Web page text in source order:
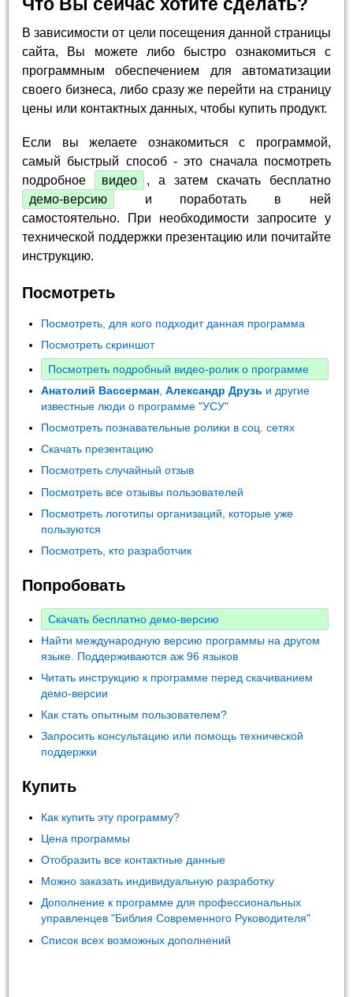
В зависимости от цели посещения данной страницы
сайта, Вы можете либо быстро ознакомиться с
программным обеспечением для автоматизации
своего бизнеса, либо сразу же перейти на страницу
цены или контактных данных, чтобы купить продукт.
Если вы желаете ознакомиться с программой,
самый быстрый способ - это сначала посмотреть
подробное
видео
, а затем скачать бесплатно
демо-версию
и поработать в ней
самостоятельно. При необходимости запросите у
технической поддержки презентацию или почитайте
инструкцию.
Посмотреть
Посмотреть, для кого подходит данная программа
Посмотреть скриншот
Посмотреть подробный видео-ролик о программе
Анатолий Вассерман ,Александр Друзь и другие
известные люди о программе "УСУ"
Посмотреть познавательные ролики в соц. сетях
Скачать презентацию
Посмотреть случайный отзыв
Посмотреть все отзывы пользователей
Посмотреть логотипы организаций, которые уже
пользуются
Посмотреть, кто разработчик
Попробовать
Скачать бесплатно демо-версию
Найти международную версию программы на другом
языке. Поддерживаются аж 96 языков
Читать инструкцию к программе перед скачиванием
демо-версии
Как стать опытным пользователем?
Запросить консультацию или помощь технической
поддержки
Купить
Как купить эту программу?
Цена программы
Отобразить все контактные данные
Можно заказать индивидуальную разработку
Дополнение к программе для профессиональных
управленцев "Библия Современного Руководителя"
Список всех возможных дополнений